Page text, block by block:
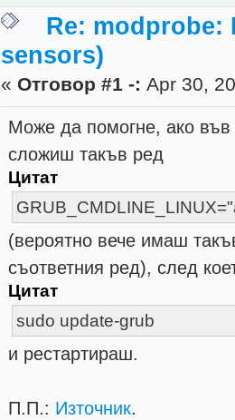
Re: modprobe:
sensors)
« Отговор #1 -: Apr 30,
Може да помогне, ако
сложиш такъв ред
Цитат
(вероятно вече имаш
съответния ред), след
Цитат
sudo update-grub
и рестартираш.
П.П.: Източник.